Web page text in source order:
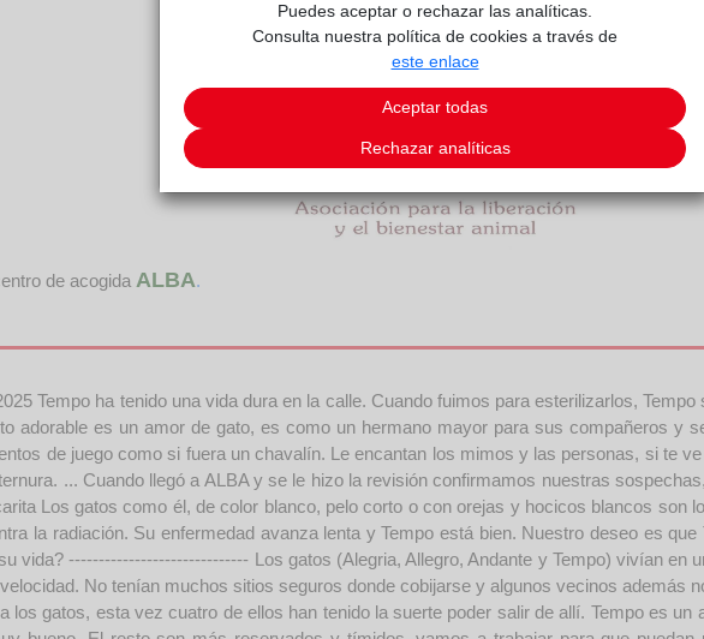
de acogida ALBA.
Tempo ha tenido una vida dura en la calle. Cuando fuimos para esterilizarlos,
adorable es un amor de gato, es como un hermano mayor para sus compañeros y
de juego como si fuera un chavalín. Le encantan los mimos y las personas, si te
... Cuando llegó a ALBA y se le hizo la revisión confirmamos nuestras
Los gatos como él, de color blanco, pelo corto o con orejas y hocicos blancos son
la radiación. Su enfermedad avanza lenta y Tempo está bien. Nuestro deseo es
vida? ------------------------------ Los gatos (Alegria, Allegro, Andante y Tempo) vivían en
No tenían muchos sitios seguros donde cobijarse y algunos vecinos además
los gatos, esta vez cuatro de ellos han tenido la suerte poder salir de allí. Tempo es
Puedes aceptar o rechazar las analíticas.
Consulta nuestra política de cookies a través de
este enlace
Aceptar todas
Rechazar analíticas